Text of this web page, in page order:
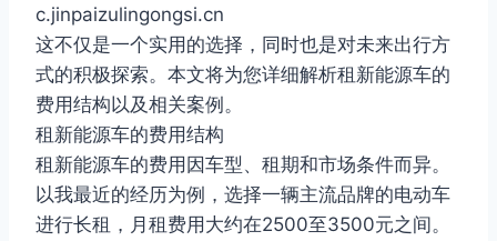
c.jinpaizulingongsi.cn
这不仅是一个实用的选择，同时也是对未来出行方
式的积极探索。本文将为您详细解析租新能源车的
费用结构以及相关案例。
租新能源车的费用结构
租新能源车的费用因车型、租期和市场条件而异。
以我最近的经历为例，选择一辆主流品牌的电动车
进行长租，月租费用大约在2500至3500元之间。